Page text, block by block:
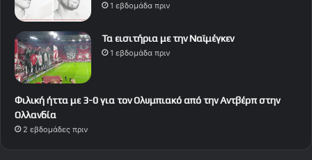
1 εβδομάδα πριν
Τα εισιτήρια με την Ναϊμέγκεν
1 εβδομάδα πριν
Φιλική ήττα με 3-0 για τον Ολυμπιακό από την Αντβέρπ στην
Ολλανδία
2 εβδομάδες πριν